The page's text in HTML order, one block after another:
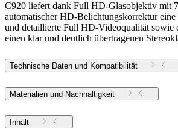
C920 liefert dank Full HD-Glasobjektiv mit
automatischer HD-Belichtungskorrektur eine
und detaillierte Full HD-Videoqualität sowie
einen klar und deutlich übertragenen
Technische Daten und Kompatibilität
Materialien und Nachhaltigkeit
Inhalt